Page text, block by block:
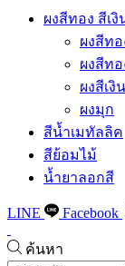
ผงสีทอง สีเ
ผงสีทอ
ผงสีทอ
ผงสีเงิน
ผงมุก
สีน้ำเมทัลลิค
สีย้อมไม้
น้ำยาลอกสี
LINE Facebook
ค้นหา